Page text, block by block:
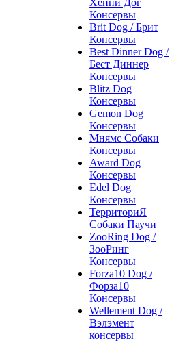
Хеппи Дог
Консервы
Brit Dog / Брит
Консервы
Best Dinner Dog /
Бест Диннер
Консервы
Blitz Dog
Консервы
Gemon Dog
Консервы
Мнямс Собаки
Консервы
Award Dog
Консервы
Edel Dog
Консервы
ТерриториЯ
Собаки Паучи
ZooRing Dog /
ЗооРинг
Консервы
Forza10 Dog /
Форза10
Консервы
Wellement Dog /
Вэлэмент
консервы